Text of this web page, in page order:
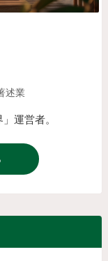
述業
運営者。